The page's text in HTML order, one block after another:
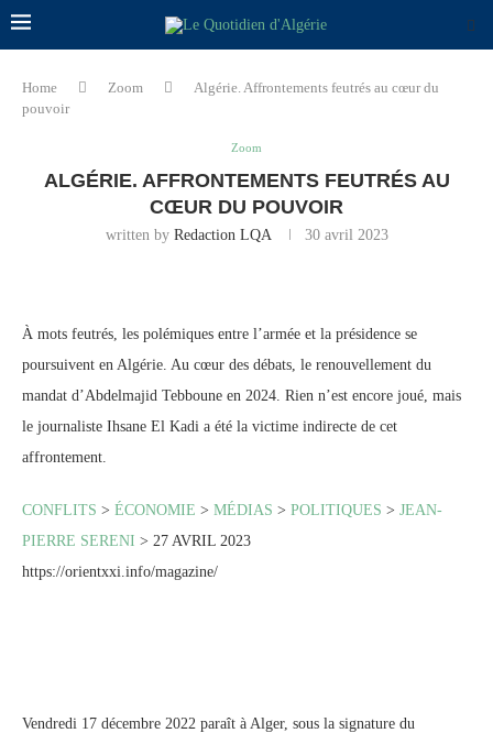
Home Zoom
Algérie. Affrontements feutrés au cœur du
pouvoir
Zoom
ALGÉRIE. AFFRONTEMENTS FEUTRÉS AU
CŒUR DU POUVOIR
written by Redaction LQA 30 avril 2023
À mots feutrés, les polémiques entre l’armée et la présidence se
poursuivent en Algérie. Au cœur des débats, le renouvellement du
mandat d’Abdelmajid Tebboune en 2024. Rien n’est encore joué, mais
le journaliste Ihsane El Kadi a été la victime indirecte de cet
affrontement.
CONFLITS > ÉCONOMIE > MÉDIAS > POLITIQUES > JEAN-
PIERRE SERENI > 27 AVRIL 2023
https://orientxxi.info/magazine/
Vendredi 17 décembre 2022 paraît à Alger, sous la signature du